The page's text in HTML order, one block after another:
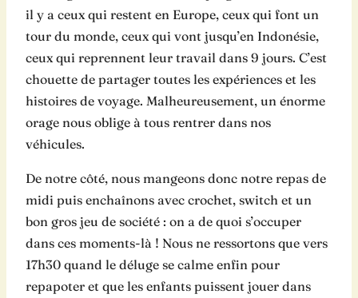
il y a ceux qui restent en Europe, ceux qui font un
tour du monde, ceux qui vont jusqu’en Indonésie,
ceux qui reprennent leur travail dans 9 jours. C’est
chouette de partager toutes les expériences et les
histoires de voyage. Malheureusement, un énorme
orage nous oblige à tous rentrer dans nos
véhicules.
De notre côté, nous mangeons donc notre repas de
midi puis enchaînons avec crochet, switch et un
bon gros jeu de société : on a de quoi s’occuper
dans ces moments-là ! Nous ne ressortons que vers
17h30 quand le déluge se calme enfin pour
repapoter et que les enfants puissent jouer dans